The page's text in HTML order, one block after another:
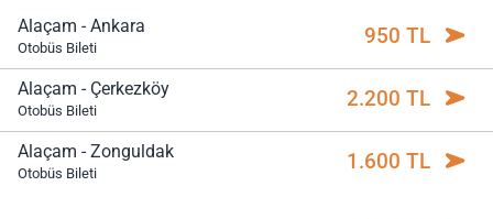
Alaçam - Ankara
Otobüs Bileti 950 TL
Alaçam - Çerkezköy
Otobüs Bileti 2.200 TL
Alaçam - Zonguldak
Otobüs Bileti 1.600 TL